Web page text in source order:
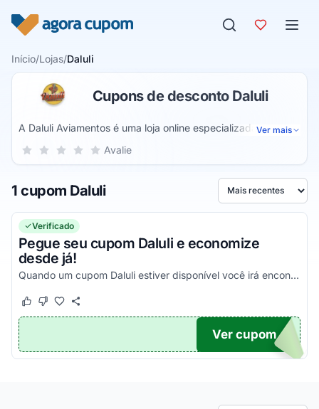
Início/Lojas/Daluli
Cupons de desconto Daluli
A Daluli Aviamentos é uma loja online especializada na
venda de produtos para artesanato. Dessa forma, você
Ver mais
Sua nota para Daluli, de 1 a 5 estrelas
5 estrelas
4 estrelas
3 estrelas
2 estrelas
1 estrela Avalie
1 cupom Daluli Ordenar por
Verificado
Pegue seu cupom Daluli e economize
desde já!
Quando um cupom Daluli estiver disponível você irá encontrá-lo aqui!
Este cupom funcionou
Este cupom não funcionou
TICO
Ver cupom